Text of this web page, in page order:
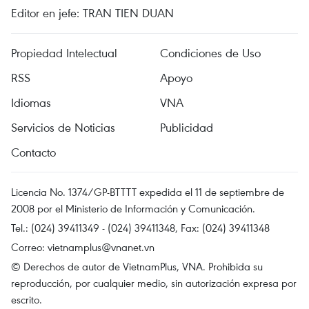
Editor en jefe: TRAN TIEN DUAN
Propiedad Intelectual
Condiciones de Uso
RSS
Apoyo
Idiomas
VNA
Servicios de Noticias
Publicidad
Contacto
Licencia No. 1374/GP-BTTTT expedida el 11 de septiembre de
2008 por el Ministerio de Información y Comunicación.
Tel.: (024) 39411349 - (024) 39411348, Fax: (024) 39411348
Correo: vietnamplus@vnanet.vn
© Derechos de autor de VietnamPlus, VNA. Prohibida su
reproducción, por cualquier medio, sin autorización expresa por
escrito.